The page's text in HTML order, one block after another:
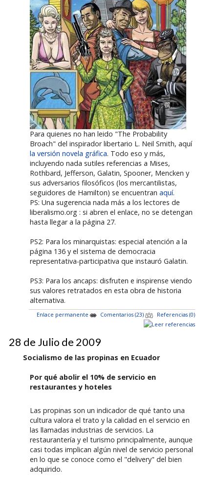
Para quienes no han leido "The Probability
Broach" del inspirador libertario L. Neil Smith, aquí
la versión novela gráfica. Todo eso y más,
incluyendo nada sutiles referencias a Mises,
Rothbard, Jefferson, Galatin, Spooner, Mencken y
sus adversarios filosóficos (los mercantilistas,
seguidores de Hamilton) se encuentranaquí.
PS: Una sugerencia nada más a los lectores de
liberalismo.org : si abren el enlace, no se detengan
hasta llegar a la página 27.
PS2: Para los minarquistas: especial atención a la
página 136 y el sistema de democracia
representativa-participativa que instauró Galatin.
PS3: Para los ancaps: disfruten e inspirense viendo
sus valores retratados en esta obra de historia
alternativa.
Enlace permanente Comentarios (23) Referencias (0)
28 de Julio de 2009
Socialismo de las propinas en Ecuador
Por qué abolir el 10% de servicio en
restaurantes y hoteles
Las propinas son un indicador de qué tanto una
cultura valora el trato y la calidad en el servicio en
las llamadas industrias de servicios. La
restaurantería y el turismo principalmente, aunque
casi todas implican algún nivel de servicio personal
en lo que se conoce como el "delivery" del bien
adquirido.